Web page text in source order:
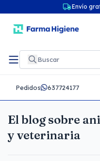
Envío
Pedidos 637724177
El blog sobre
y veterinaria